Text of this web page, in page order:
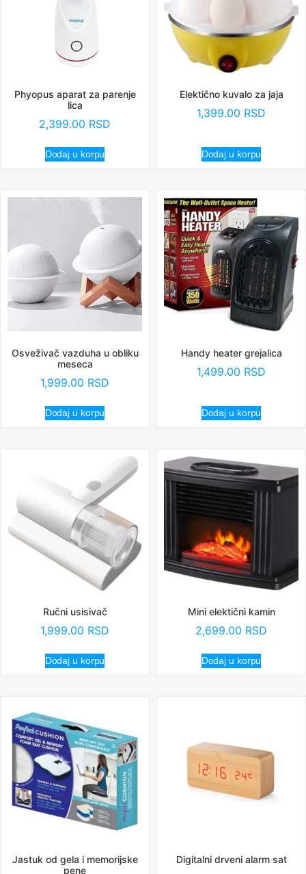
Phyopus aparat za parenje
lica
2,399.00 RSD
Dodaj u korpu
Elektično kuvalo za jaja
1,399.00 RSD
Dodaj u korpu
Osveživač vazduha u obliku
meseca
1,999.00 RSD
Dodaj u korpu
Handy heater grejalica
1,499.00 RSD
Dodaj u korpu
Ručni usisivač
1,999.00 RSD
Dodaj u korpu
Mini elektični kamin
2,699.00 RSD
Dodaj u korpu
Jastuk od gela i memorijske
pene
Digitalni drveni alarm sat